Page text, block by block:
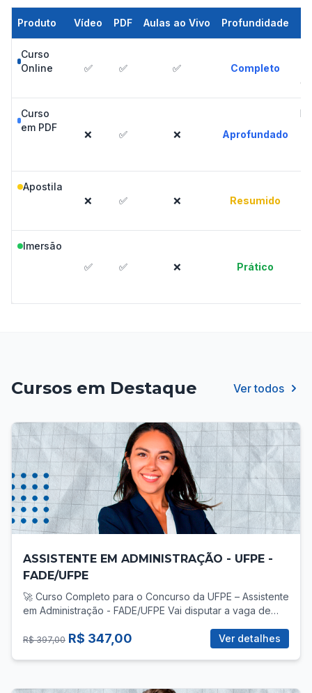
Produto Vídeo PDF Aulas ao Vivo Profundidade
Curso
Online
✅ ✅ ✅ Completo
Curso
em PDF
❌ ✅ ❌ Aprofundado
Apostila
❌
✅ ❌ Resumido
Imersão
✅
✅ ❌ Prático
Cursos em Destaque Ver todos
ASSISTENTE EM ADMINISTRAÇÃO - UFPE -
FADE/UFPE
🚀 Curso Completo para o Concurso da UFPE – Assistente
em Administração - FADE/UFPE Vai disputar a vaga de
você precisa de uma preparação direcionada, com foco
total no que realmente cobra! 📚 O que você vai
R$ 397,00 R$ 347,00 Ver detalhes